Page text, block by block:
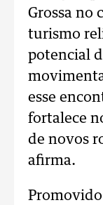
Grossa no
turismo
potencial
esse
fortalece
de novos
afirma.